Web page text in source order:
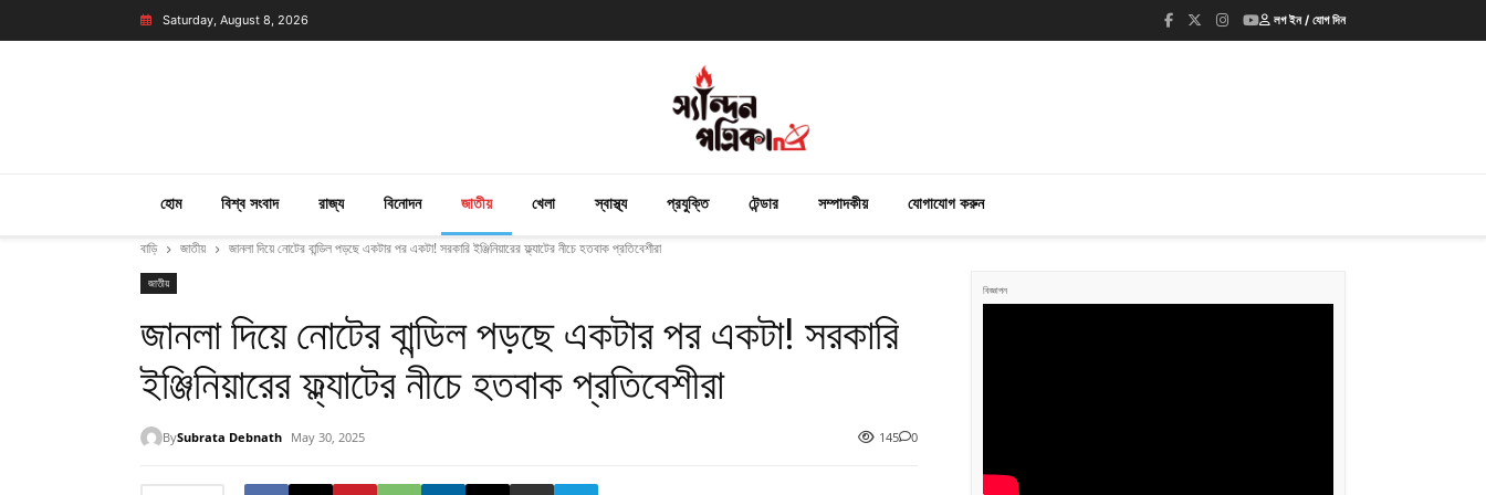
Saturday, August 8, 2026 লগ ইন / যোগ দিন
হোম বিশ্ব সংবাদ রাজ্য বিনোদন জাতীয় খেলা স্বাস্থ্য প্রযুক্তি টেন্ডার সম্পাদকীয় যোগাযোগ করুন
বাড়ি জাতীয় জানলা দিয়ে নোটের বান্ডিল পড়ছে একটার পর একটা! সরকারি ইঞ্জিনিয়ারের ফ্ল্যাটের নীচে হতবাক প্রতিবেশীরা
জাতীয়
জানলা দিয়ে নোটের বান্ডিল পড়ছে একটার পর একটা! সরকারি
ইঞ্জিনিয়ারের ফ্ল্যাটের নীচে হতবাক প্রতিবেশীরা
BySubrata Debnath May 30, 2025 145 0
বিজ্ঞাপন